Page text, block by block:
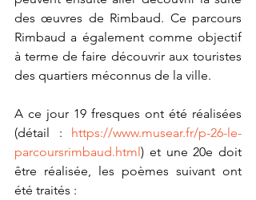
des œuvres de Rimbaud. Ce parcours
Rimbaud a également comme objectif
à terme de faire découvrir aux touristes
des quartiers méconnus de la ville.
A ce jour 19 fresques ont été réalisées
(détail : https://www.musear.fr/p-26-le-
parcoursrimbaud.html) et une 20e doit
être réalisée, les poèmes suivant ont
été traités :